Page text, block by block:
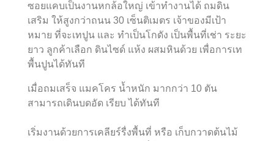
ซอยแคบเป็นงานหกล้อใหญ่ เข้าทำงานได้ ถมดิน
เสริม ให้สูงกว่าถนน 30 เซ็นติเมตร เจ้าของมีเป้า
หมาย ที่จะเทปูน และ ทำเป็นโกดัง เป็นพื้นที่เช่า ระยะ
ยาว ลูกค้าเลือก ดินไซด์ แห้ง ผสมหินด้วย เพื่อการเท
พื้นปูนได้ทันที
เมื่อถมเสร็จ แมคโคร น้ำหนัก มากกว่า 10 ตัน
สามารถเดินบดอัด เรียบ ได้ทันที
เริ่มงานด้วยการเคลียร์รื่งพื้นที่ หรือ เก็บกวาดต้นไม้